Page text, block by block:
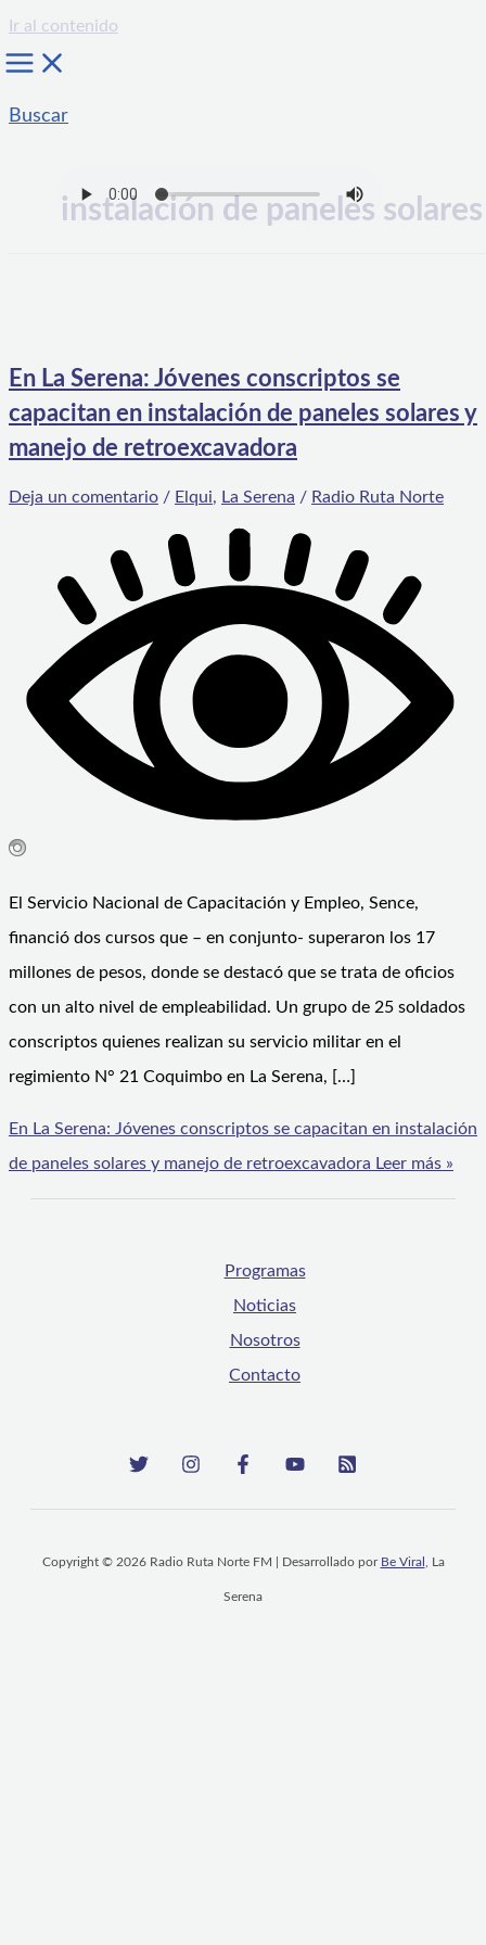
Ir al contenido
Buscar
instalación de paneles solares
En La Serena: Jóvenes conscriptos se
capacitan en instalación de paneles solares y
manejo de retroexcavadora
Deja un comentario / Elqui, La Serena / Radio Ruta Norte
El Servicio Nacional de Capacitación y Empleo, Sence,
financió dos cursos que – en conjunto- superaron los 17
millones de pesos, donde se destacó que se trata de oficios
con un alto nivel de empleabilidad. Un grupo de 25 soldados
conscriptos quienes realizan su servicio militar en el
regimiento N° 21 Coquimbo en La Serena, […]
En La Serena: Jóvenes conscriptos se capacitan en instalación
de paneles solares y manejo de retroexcavadora Leer más »
Programas
Noticias
Nosotros
Contacto
Copyright © 2026 Radio Ruta Norte FM | Desarrollado por Be Viral , La
Serena